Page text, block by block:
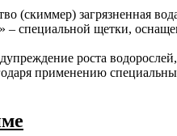
(скиммер) загрязненная
специальной щетки,
роста
применению